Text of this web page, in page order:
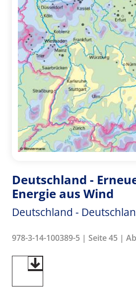
Deutschland -
Energie aus Wind
Deutschland -
978-3-14-100389-5 | Seite 45 |